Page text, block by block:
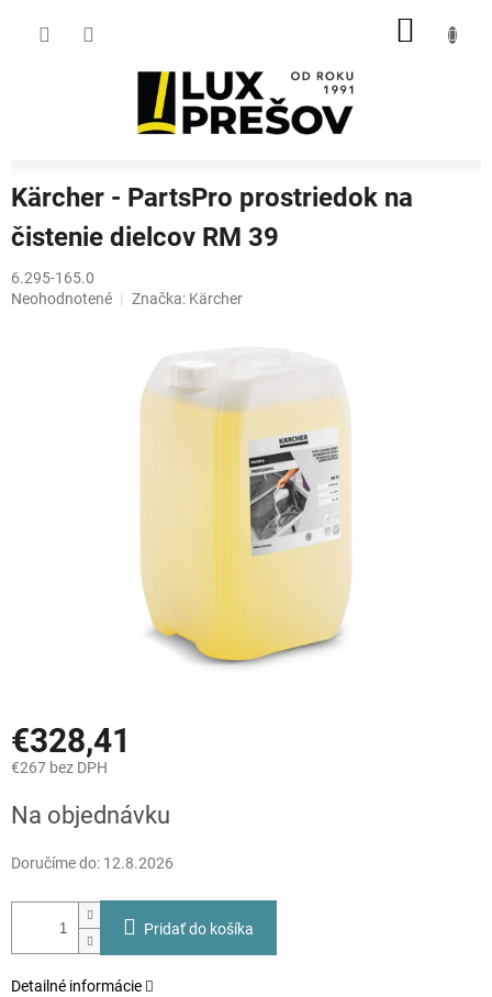
Kärcher - PartsPro prostriedok na
čistenie dielcov RM 39
6.295-165.0
Priemerné
Neohodnotené Značka: Kärcher
€328,41
€267 bez DPH
cena:
Na objednávku
Doručíme do: 12.8.2026
Pridať do košíka
Detailné informácie